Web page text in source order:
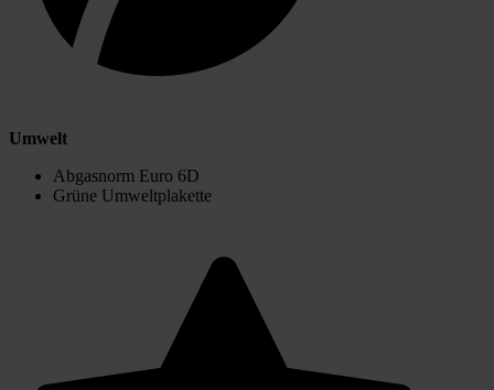
Umwelt
Abgasnorm Euro 6D
Grüne Umweltplakette